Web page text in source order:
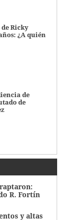
Ricky
¿A quién
de
de
R. Fortín
y altas